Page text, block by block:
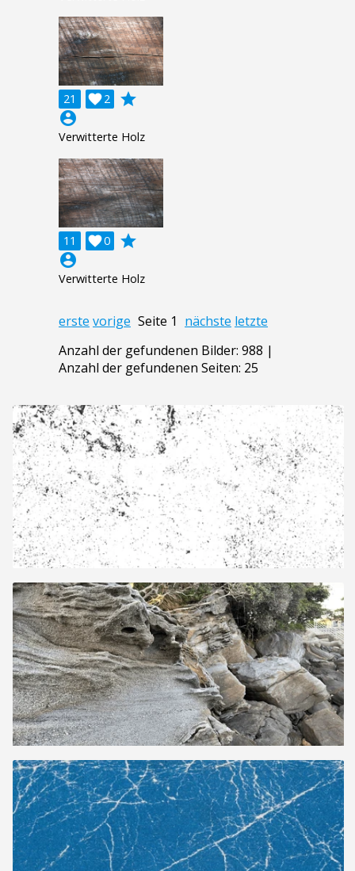
21 2

grade
account_circle
Verwitterte Holz
11 0

grade
account_circle
Verwitterte Holz
erste vorige Seite 1 nächste letzte
Anzahl der gefundenen Bilder: 988 |
Anzahl der gefundenen Seiten: 25